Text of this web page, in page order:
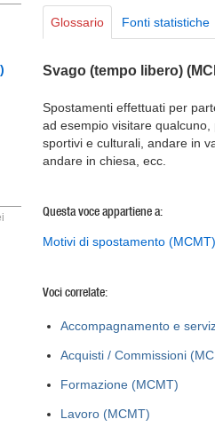
Glossario Fonti statistiche
Svago (tempo libero)
Spostamenti effettuati per
ad esempio visitare
sportivi e culturali, andare in
andare in chiesa, ecc.
Questa voce appartiene a:
Motivi di spostamento (MCMT)
Voci correlate:
Accompagnamento e
Acquisti / Commissioni
Formazione (MCMT)
Lavoro (MCMT)